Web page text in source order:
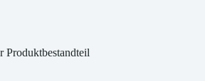
Produktbestandteil